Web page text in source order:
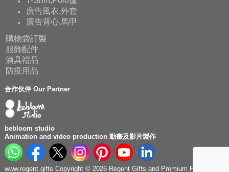
廣告風衣,外套
廣告背心,馬甲
購物袋訂製
服飾配件
酒具禮品
防疫用品
合作伙伴 Our Partner
bebloom studio
Animation and video production 動畫及影片製作
www.regent.gifts Copyright © 2026 Regent Gifts and Premium Production.